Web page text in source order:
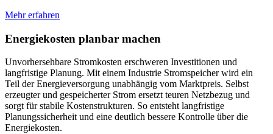
Mehr erfahren
Energiekosten planbar machen
Unvorhersehbare Stromkosten erschweren Investitionen und
langfristige Planung. Mit einem Industrie Stromspeicher wird ein
Teil der Energieversorgung unabhängig vom Marktpreis. Selbst
erzeugter und gespeicherter Strom ersetzt teuren Netzbezug und
sorgt für stabile Kostenstrukturen. So entsteht langfristige
Planungssicherheit und eine deutlich bessere Kontrolle über die
Energiekosten.